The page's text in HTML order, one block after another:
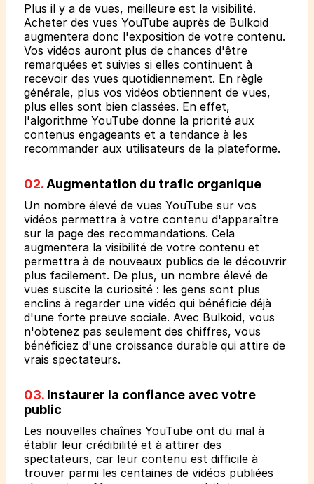
Plus il y a de vues, meilleure est la visibilité.
Acheter des vues YouTube auprès de Bulkoid
augmentera donc l'exposition de votre contenu.
Vos vidéos auront plus de chances d'être
remarquées et suivies si elles continuent à
recevoir des vues quotidiennement. En règle
générale, plus vos vidéos obtiennent de vues,
plus elles sont bien classées. En effet,
l'algorithme YouTube donne la priorité aux
contenus engageants et a tendance à les
recommander aux utilisateurs de la plateforme.
02. Augmentation du trafic organique
Un nombre élevé de vues YouTube sur vos
vidéos permettra à votre contenu d'apparaître
sur la page des recommandations. Cela
augmentera la visibilité de votre contenu et
permettra à de nouveaux publics de le découvrir
plus facilement. De plus, un nombre élevé de
vues suscite la curiosité : les gens sont plus
enclins à regarder une vidéo qui bénéficie déjà
d'une forte preuve sociale. Avec Bulkoid, vous
n'obtenez pas seulement des chiffres, vous
bénéficiez d'une croissance durable qui attire de
vrais spectateurs.
03. Instaurer la confiance avec votre
public
Les nouvelles chaînes YouTube ont du mal à
établir leur crédibilité et à attirer des
spectateurs, car leur contenu est difficile à
trouver parmi les centaines de vidéos publiées